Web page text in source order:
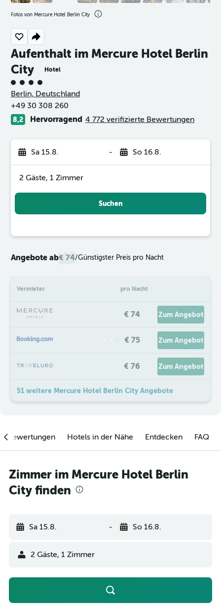
Aufenthalt im Mercure Hotel Berlin
City
Hotel
Bewertungskategorie 4
Berlin, Deutschland
+49 30 308 260
8,2 Hervorragend 4 772 verifizierte Bewertungen
Sa 15.8. - So 16.8.
2 Gäste, 1 Zimmer
Suchen
Angebote ab€ 74/Günstigster Preis pro Nacht
Vermieter pro Nacht
€ 74 Zum Angebot
€ 75 Zum Angebot
€ 76 Zum Angebot
51 weitere Mercure Hotel Berlin City Angebote
Fotos von Mercure Hotel Berlin City
Hotels in der Nähe Entdecken FAQ
Zimmer im Mercure Hotel Berlin
City finden
Sa 15.8. - So 16.8.
2 Gäste, 1 Zimmer